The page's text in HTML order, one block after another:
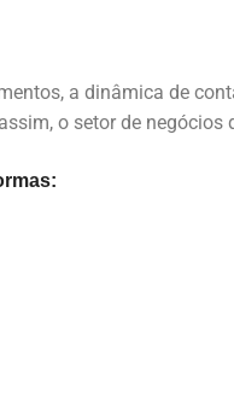
a dinâmica de
o setor de negócios